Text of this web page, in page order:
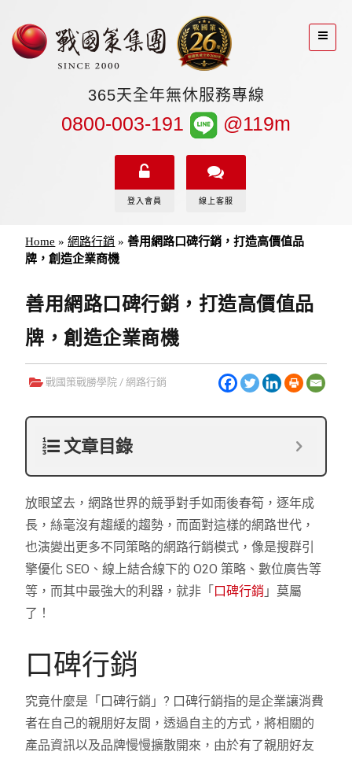
365天全年無休服務專線
0800-003-191 @119m
登入會員 線上客服
Home »網路行銷 »善用網路口碑行銷，打造高價值品
牌，創造企業商機
善用網路口碑行銷，打造高價值品
牌，創造企業商機
戰國策戰勝學院 /網路行銷
文章目錄
放眼望去，網路世界的競爭對手如雨後春筍，逐年成
長，絲毫沒有趨緩的趨勢，而面對這樣的網路世代，
也演變出更多不同策略的網路行銷模式，像是搜群引
擎優化 SEO、線上結合線下的 O2O 策略、數位廣告等
等，而其中最強大的利器，就非「 口碑行銷 」莫屬
了！
口碑行銷
究竟什麼是「口碑行銷」? 口碑行銷指的是企業讓消費
者在自己的親朋好友間，透過自主的方式，將相關的
產品資訊以及品牌慢慢擴散開來，由於有了親朋好友